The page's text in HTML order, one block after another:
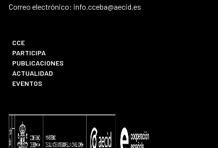
Correo electrónico: info.cceba@aecid.es
CCE
PARTICIPA
PUBLICACIONES
ACTUALIDAD
EVENTOS